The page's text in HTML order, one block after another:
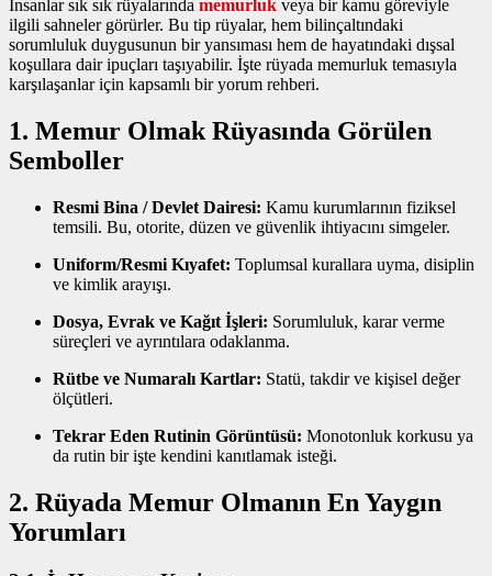
İnsanlar sık sık rüyalarında memurluk veya bir kamu göreviyle
ilgili sahneler görürler. Bu tip rüyalar, hem bilinçaltındaki
sorumluluk duygusunun bir yansıması hem de hayatındaki dışsal
koşullara dair ipuçları taşıyabilir. İşte rüyada memurluk temasıyla
karşılaşanlar için kapsamlı bir yorum rehberi.
1. Memur Olmak Rüyasında Görülen
Semboller
Resmi Bina / Devlet Dairesi: Kamu kurumlarının fiziksel
temsili. Bu, otorite, düzen ve güvenlik ihtiyacını simgeler.
Uniform/Resmi Kıyafet: Toplumsal kurallara uyma, disiplin
ve kimlik arayışı.
Dosya, Evrak ve Kağıt İşleri: Sorumluluk, karar verme
süreçleri ve ayrıntılara odaklanma.
Rütbe ve Numaralı Kartlar: Statü, takdir ve kişisel değer
ölçütleri.
Tekrar Eden Rutinin Görüntüsü: Monotonluk korkusu ya
da rutin bir işte kendini kanıtlamak isteği.
2. Rüyada Memur Olmanın En Yaygın
Yorumları